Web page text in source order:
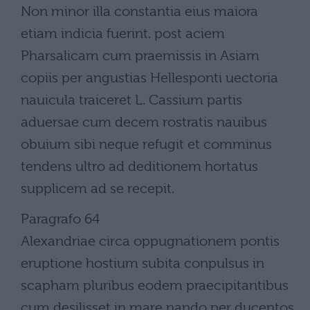
Non minor illa constantia eius maiora
etiam indicia fuerint. post aciem
Pharsalicam cum praemissis in Asiam
copiis per angustias Hellesponti uectoria
nauicula traiceret L. Cassium partis
aduersae cum decem rostratis nauibus
obuium sibi neque refugit et comminus
tendens ultro ad deditionem hortatus
supplicem ad se recepit.
Paragrafo 64
Alexandriae circa oppugnationem pontis
eruptione hostium subita conpulsus in
scapham pluribus eodem praecipitantibus